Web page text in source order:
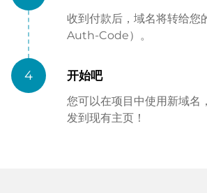
收到付款后，域名将转给您
Auth-Code）。
4 开始吧
您可以在项目中使用新域名
发到现有主页！